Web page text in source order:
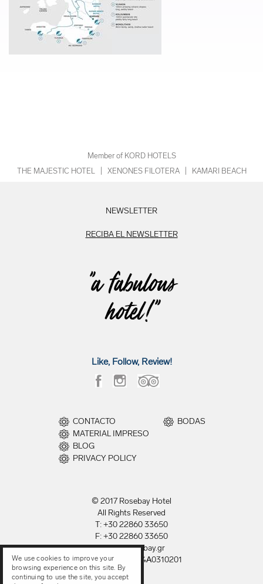
We use cookies to improve your
browsing experience on this site. By
continuing to use the site, you accept
Member of KORD HOTELS
THE MAJESTIC HOTEL
XENONES FILOTERA KAMARI BEACH
NEWSLETTER
RECIBA EL NEWSLETTER
"a fabulous
hotel!"
Like, Follow, Review!
CONTACTO
MATERIAL IMPRESO
BLOG
PRIVACY POLICY
BODAS
© 2017 Rosebay Hotel
All Rights Reserved
T: +30 22860 33650
F: +30 22860 33650
E: info@rosebay.gr
ΜΗ.Τ.Ε. 1144Κ014Α0310201